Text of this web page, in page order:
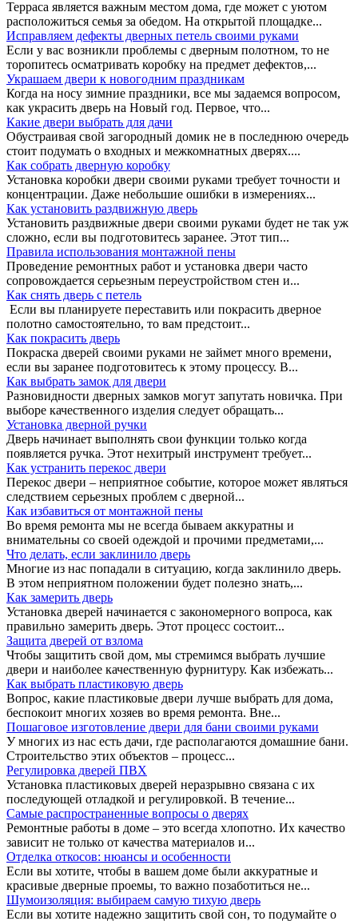
Терраса является важным местом дома, где может с уютом
расположиться семья за обедом. На открытой площадке...
Исправляем дефекты дверных петель своими руками
Если у вас возникли проблемы с дверным полотном, то не
торопитесь осматривать коробку на предмет дефектов,...
Украшаем двери к новогодним праздникам
Когда на носу зимние праздники, все мы задаемся вопросом,
как украсить дверь на Новый год. Первое, что...
Какие двери выбрать для дачи
Обустраивая свой загородный домик не в последнюю очередь
стоит подумать о входных и межкомнатных дверях....
Как собрать дверную коробку
Установка коробки двери своими руками требует точности и
концентрации. Даже небольшие ошибки в измерениях...
Как установить раздвижную дверь
Установить раздвижные двери своими руками будет не так уж
сложно, если вы подготовитесь заранее. Этот тип...
Правила использования монтажной пены
Проведение ремонтных работ и установка двери часто
сопровождается серьезным переустройством стен и...
Как снять дверь с петель
Если вы планируете переставить или покрасить дверное
полотно самостоятельно, то вам предстоит...
Как покрасить дверь
Покраска дверей своими руками не займет много времени,
если вы заранее подготовитесь к этому процессу. В...
Как выбрать замок для двери
Разновидности дверных замков могут запутать новичка. При
выборе качественного изделия следует обращать...
Установка дверной ручки
Дверь начинает выполнять свои функции только когда
появляется ручка. Этот нехитрый инструмент требует...
Как устранить перекос двери
Перекос двери – неприятное событие, которое может являться
следствием серьезных проблем с дверной...
Как избавиться от монтажной пены
Во время ремонта мы не всегда бываем аккуратны и
внимательны со своей одеждой и прочими предметами,...
Что делать, если заклинило дверь
Многие из нас попадали в ситуацию, когда заклинило дверь.
В этом неприятном положении будет полезно знать,...
Как замерить дверь
Установка дверей начинается с закономерного вопроса, как
правильно замерить дверь. Этот процесс состоит...
Защита дверей от взлома
Чтобы защитить свой дом, мы стремимся выбрать лучшие
двери и наиболее качественную фурнитуру. Как избежать...
Как выбрать пластиковую дверь
Вопрос, какие пластиковые двери лучше выбрать для дома,
беспокоит многих хозяев во время ремонта. Вне...
Пошаговое изготовление двери для бани своими руками
У многих из нас есть дачи, где располагаются домашние бани.
Строительство этих объектов – процесс...
Регулировка дверей ПВХ
Установка пластиковых дверей неразрывно связана с их
последующей отладкой и регулировкой. В течение...
Самые распространенные вопросы о дверях
Ремонтные работы в доме – это всегда хлопотно. Их качество
зависит не только от качества материалов и...
Отделка откосов: нюансы и особенности
Если вы хотите, чтобы в вашем доме были аккуратные и
красивые дверные проемы, то важно позаботиться не...
Шумоизоляция: выбираем самую тихую дверь
Если вы хотите надежно защитить свой сон, то подумайте о